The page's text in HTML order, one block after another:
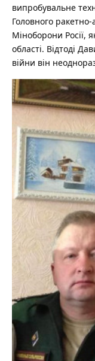
випробувальне
Головного
Міноборони Росії,
області. Відтоді
війни він